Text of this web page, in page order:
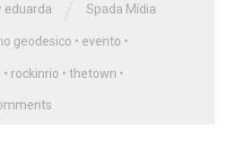
eduarda Spada Mídia
geodesico • evento •
• rockinrio • thetown •